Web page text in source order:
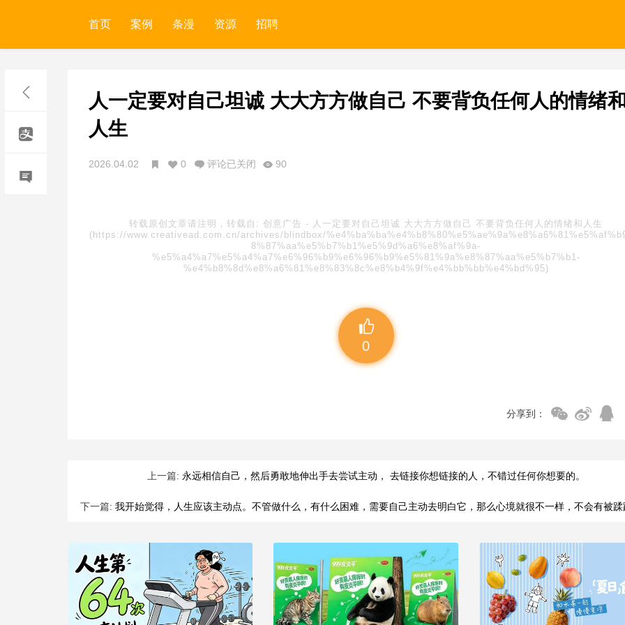
首页 案例 条漫 资源 招聘
人一定要对自己坦诚 大大方方做自己 不要背负任何人的情绪
人生
2026.04.02 0 评论已关闭 90
转载原创文章请注明，转载自: 创意广告 - 人一定要对自己坦诚 大大方方做自己 不要背负任何人的情绪和人生
(https://www.creativead.com.cn/archives/blindbox/
8%87%aa%e5%b7%b1%e5%9d%a6%e8%af%9a-
%e5%a4%a7%e5%a4%a7%e6%96%b9%e6%96%b9%e5%81%9a%e8%87%aa%e5%b7%b1-
%e4%b8%8d%e8%a6%81%e8%83%8c%e8%b4%9f%e4%bb%bb%e4%bd%95)
0
分享到：
上一篇: 永远相信自己，然后勇敢地伸出手去尝试主动， 去链接你想链接的人，不错过任何你想要的。
下一篇: 我开始觉得，人生应该主动点。不管做什么，有什么困难，需要自己主动去明白它，那么心境就很不一样，不会有被蹂躏的感觉，要蹂躏也是自己蹂躏自